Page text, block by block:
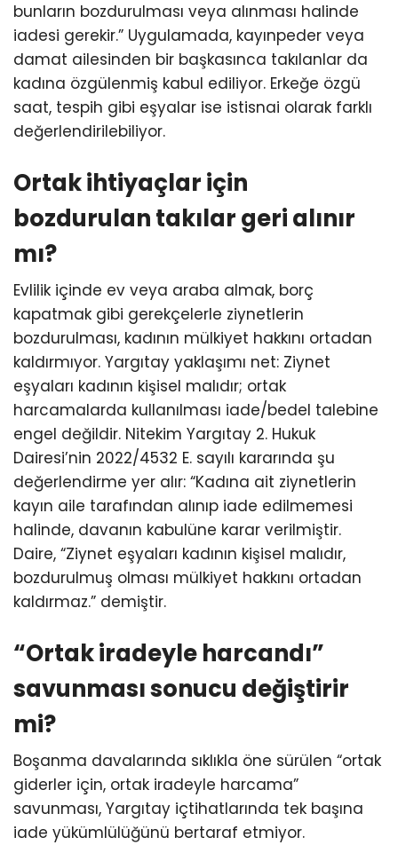
bunların bozdurulması veya alınması halinde
iadesi gerekir.” Uygulamada, kayınpeder veya
damat ailesinden bir başkasınca takılanlar da
kadına özgülenmiş kabul ediliyor. Erkeğe özgü
saat, tespih gibi eşyalar ise istisnai olarak farklı
değerlendirilebiliyor.
Ortak ihtiyaçlar için
bozdurulan takılar geri alınır
mı?
Evlilik içinde ev veya araba almak, borç
kapatmak gibi gerekçelerle ziynetlerin
bozdurulması, kadının mülkiyet hakkını ortadan
kaldırmıyor. Yargıtay yaklaşımı net: Ziynet
eşyaları kadının kişisel malıdır; ortak
harcamalarda kullanılması iade/bedel talebine
engel değildir. Nitekim Yargıtay 2. Hukuk
Dairesi’nin 2022/4532 E. sayılı kararında şu
değerlendirme yer alır: “Kadına ait ziynetlerin
kayın aile tarafından alınıp iade edilmemesi
halinde, davanın kabulüne karar verilmiştir.
Daire, “Ziynet eşyaları kadının kişisel malıdır,
bozdurulmuş olması mülkiyet hakkını ortadan
kaldırmaz.” demiştir.
“Ortak iradeyle harcandı”
savunması sonucu değiştirir
mi?
Boşanma davalarında sıklıkla öne sürülen “ortak
giderler için, ortak iradeyle harcama”
savunması, Yargıtay içtihatlarında tek başına
iade yükümlülüğünü bertaraf etmiyor.